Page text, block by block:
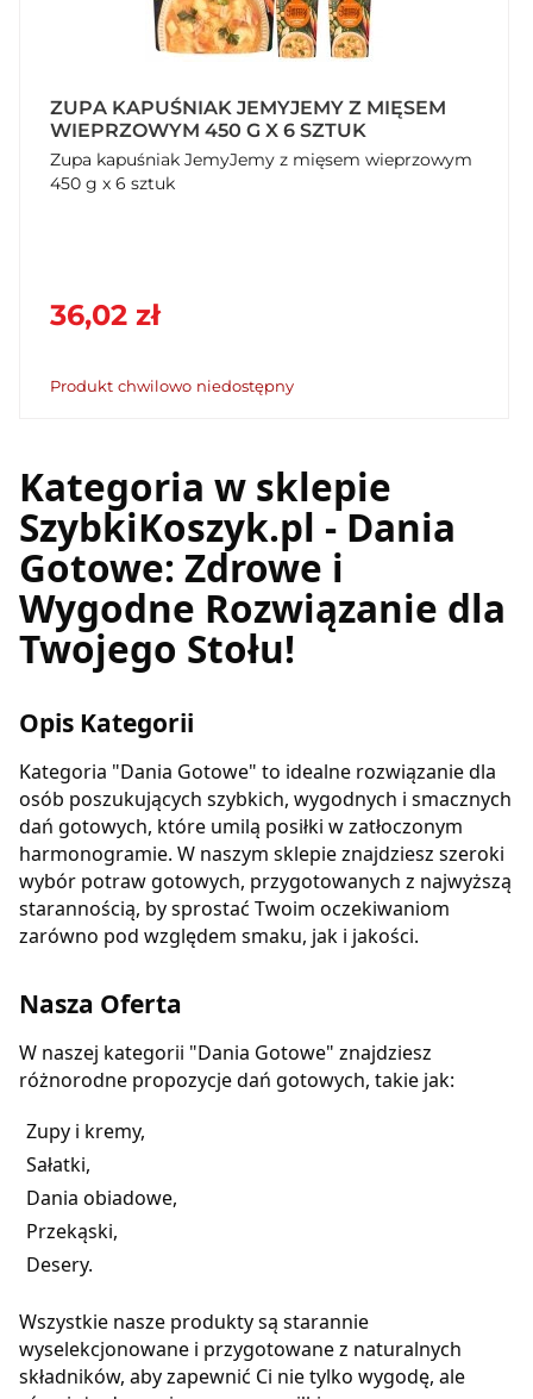
ZUPA KAPUŚNIAK JEMYJEMY Z MIĘSEM
WIEPRZOWYM 450 G X 6 SZTUK
Zupa kapuśniak JemyJemy z mięsem wieprzowym
450 g x 6 sztuk
36,02 zł
Produkt chwilowo niedostępny
Kategoria w sklepie
SzybkiKoszyk.pl - Dania
Gotowe: Zdrowe i
Wygodne Rozwiązanie dla
Twojego Stołu!
Opis Kategorii
Kategoria "Dania Gotowe" to idealne rozwiązanie dla
osób poszukujących szybkich, wygodnych i smacznych
dań gotowych, które umilą posiłki w zatłoczonym
harmonogramie. W naszym sklepie znajdziesz szeroki
wybór potraw gotowych, przygotowanych z najwyższą
starannością, by sprostać Twoim oczekiwaniom
zarówno pod względem smaku, jak i jakości.
Nasza Oferta
W naszej kategorii "Dania Gotowe" znajdziesz
różnorodne propozycje dań gotowych, takie jak:
Zupy i kremy,
Sałatki,
Dania obiadowe,
Przekąski,
Desery.
Wszystkie nasze produkty są starannie
wyselekcjonowane i przygotowane z naturalnych
składników, aby zapewnić Ci nie tylko wygodę, ale